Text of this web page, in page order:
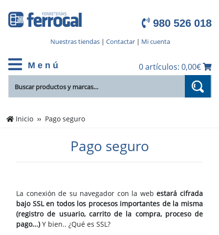
980 526 018
Nuestras tiendas| Contactar| Mi cuenta
M e n ú 0 artículos: 0,00€
Inicio Pago seguro
Pago seguro
La conexión de su navegador con la webestará cifrada
bajo SSL en todos los procesos importantes de la misma
(registro de usuario, carrito de la compra, proceso de
pago...)Y bien.. ¿Qué es SSL?